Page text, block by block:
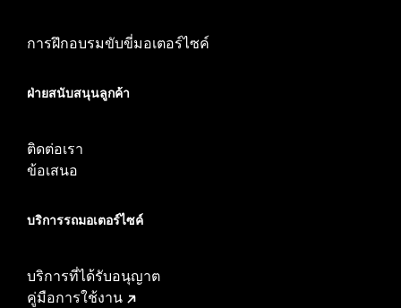
การฝึกอบรมขับขี่มอเตอร์ไซค์
ฝ่ายสนับสนุนลูกค้า
ติดต่อเรา
ข้อเสนอ
บริการรถมอเตอร์ไซค์​
บริการที่ได้รับอนุญาต
คู่มือการใช้งาน